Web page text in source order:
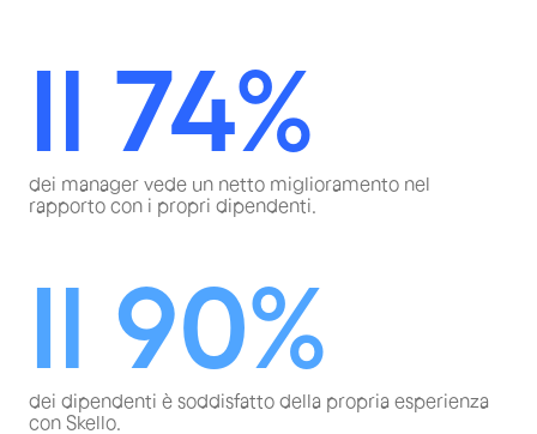
Il 74%
dei manager vede un netto miglioramento nel
rapporto con i propri dipendenti.
Il 90%
dei dipendenti è soddisfatto della propria esperienza
con Skello.